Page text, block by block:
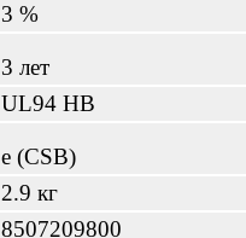
3 %
3 лет
UL94 HB
e (CSB)
2.9 кг
8507209800